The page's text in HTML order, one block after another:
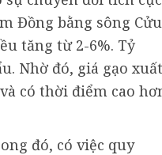
Đồng bằng sông Cửu
tăng từ 2-6%. Tỷ
Nhờ đó, giá gạo xuất
có thời điểm cao
đó, có việc quy